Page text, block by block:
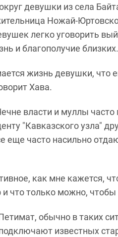
девушки из села
Ножай-
легко уговорить
и благополучие близких.
жизнь девушки, что
Хава.
власти и муллы
"Кавказского узла"
еще часто насильно
как мне кажется,
что только можно,
обычно в таких
известных